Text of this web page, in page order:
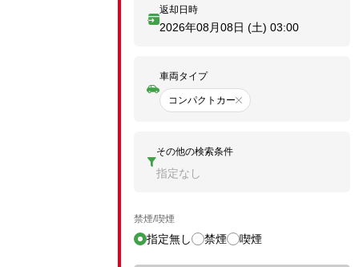
返却日時
2026年08月08日 (土) 03:00
車両タイプ
コンパクトカー
その他の検索条件
指定なし
禁煙/喫煙
指定無し 禁煙 喫煙